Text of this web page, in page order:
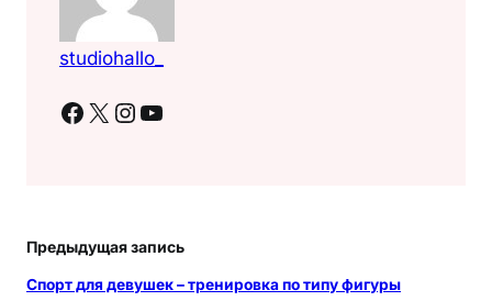
studiohallo_
Facebook X Instagram YouTube
Предыдущая запись
Спорт для девушек – тренировка по типу фигуры